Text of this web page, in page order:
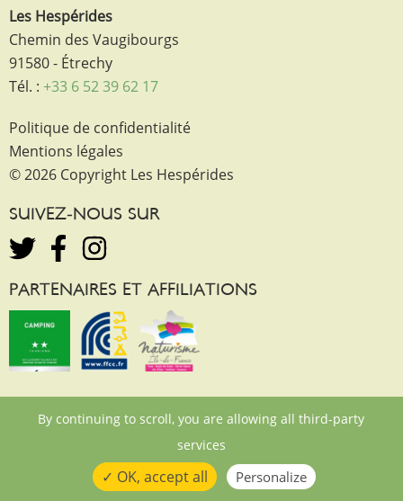
Les Hespérides
Chemin des Vaugibourgs
91580 - Étrechy
Tél. : +33 6 52 39 62 17
Politique de confidentialité
Mentions légales
© 2026 Copyright Les Hespérides
SUIVEZ-NOUS SUR
PARTENAIRES ET AFFILIATIONS
By continuing to scroll, you are allowing all third-party
services
✓ OK, accept all Personalize